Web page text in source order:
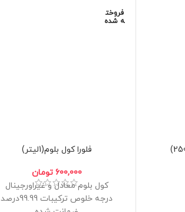
فروخت
ه شده
فلورا کول بلوم(1لیتر)
600,000 تومان
کول بلوم معادل و غیراورجینال
درجه خلوص ترکیبات 99.99درصد